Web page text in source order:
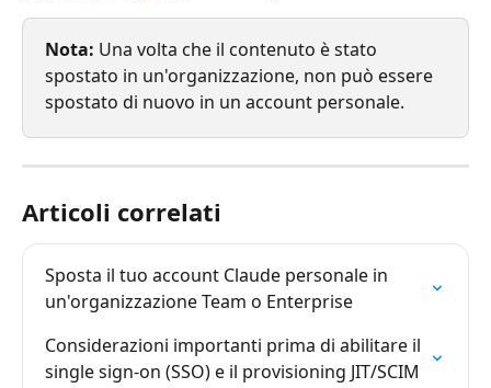
Nota: Una volta che il contenuto è stato
spostato in un'organizzazione, non può essere
spostato di nuovo in un account personale.
Articoli correlati
Sposta il tuo account Claude personale in
un'organizzazione Team o Enterprise
Considerazioni importanti prima di abilitare il
single sign-on (SSO) e il provisioning JIT/SCIM